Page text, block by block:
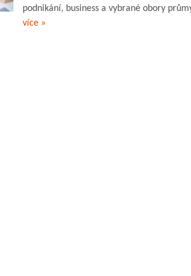
podnikání, business a vybrané obory
více »